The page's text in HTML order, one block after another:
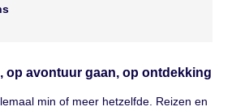
op avontuur gaan, op ontdekking
min of meer hetzelfde. Reizen en